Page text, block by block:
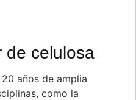
de celulosa
años de amplia
como la